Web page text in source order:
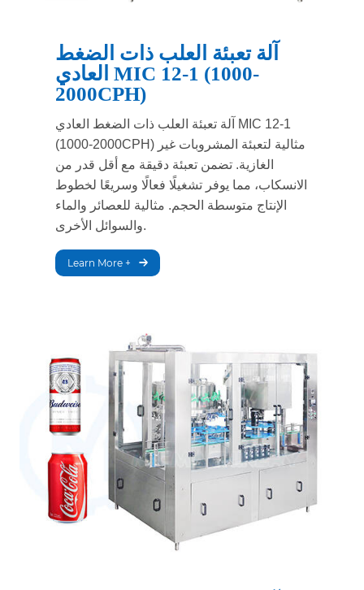
آلة تعبئة العلب ذات الضغط
العادي MIC 12-1 (1000-
2000CPH)
آلة تعبئة العلب ذات الضغط العادي MIC 12-1
(1000-2000CPH) مثالية لتعبئة المشروبات غير
الغازية. تضمن تعبئة دقيقة مع أقل قدر من
الانسكاب، مما يوفر تشغيلًا فعالًا وسريعًا لخطوط
الإنتاج متوسطة الحجم. مثالية للعصائر والماء
والسوائل الأخرى.
Learn More +